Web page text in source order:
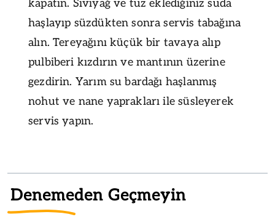
kapatın. Sıvıyağ ve tuz eklediğiniz suda
haşlayıp süzdükten sonra servis tabağına
alın. Tereyağını küçük bir tavaya alıp
pulbiberi kızdırın ve mantının üzerine
gezdirin. Yarım su bardağı haşlanmış
nohut ve nane yaprakları ile süsleyerek
servis yapın.
Denemeden Geçmeyin